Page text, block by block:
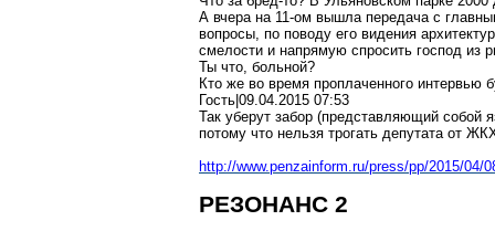
А вчера на 11-ом вышла передача с
вопросы, по поводу его видения
смелости и напрямую спросить господ из
Ты что, больной?
Кто же во время проплаченного интервью
Гость|09.04.2015 07:53
Так уберут забор (представляющий собой
потому что нельзя трогать депутата от
http://www.penzainform.ru/press/pp/2015/04/
РЕЗОНАНС 2